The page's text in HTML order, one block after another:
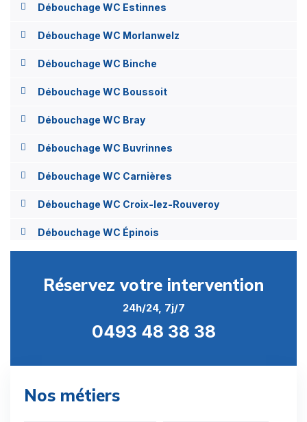
Débouchage WC Estinnes
Débouchage WC Morlanwelz
Débouchage WC Binche
Débouchage WC Boussoit
Débouchage WC Bray
Débouchage WC Buvrinnes
Débouchage WC Carnières
Débouchage WC Croix-lez-Rouveroy
Débouchage WC Épinois
Débouchage WC Estinnes-au-Val
Débouchage WC Faurœulx
Débouchage WC Haulchin
Réservez votre intervention
24h/24, 7j/7
0493 48 38 38
Nos métiers